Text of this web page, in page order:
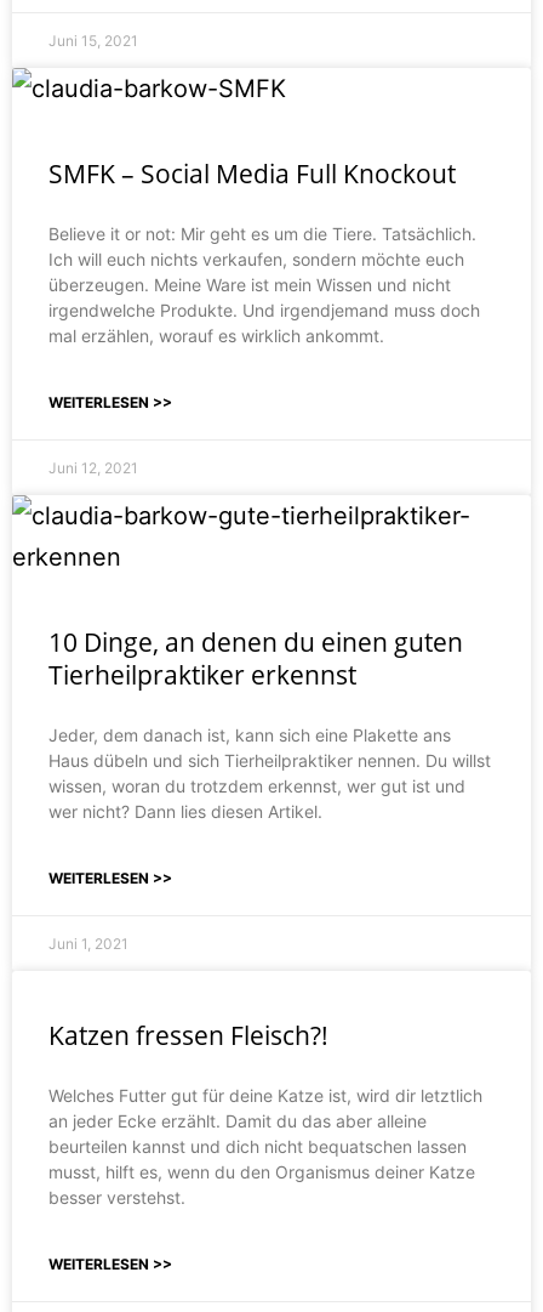
Juni 15, 2021
SMFK – Social Media Full Knockout
Believe it or not: Mir geht es um die Tiere. Tatsächlich.
Ich will euch nichts verkaufen, sondern möchte euch
überzeugen. Meine Ware ist mein Wissen und nicht
irgendwelche Produkte. Und irgendjemand muss doch
mal erzählen, worauf es wirklich ankommt.
WEITERLESEN >>
Juni 12, 2021
10 Dinge, an denen du einen guten
Tierheilpraktiker erkennst
Jeder, dem danach ist, kann sich eine Plakette ans
Haus dübeln und sich Tierheilpraktiker nennen. Du willst
wissen, woran du trotzdem erkennst, wer gut ist und
wer nicht? Dann lies diesen Artikel.
WEITERLESEN >>
Juni 1, 2021
Katzen fressen Fleisch?!
Welches Futter gut für deine Katze ist, wird dir letztlich
an jeder Ecke erzählt. Damit du das aber alleine
beurteilen kannst und dich nicht bequatschen lassen
musst, hilft es, wenn du den Organismus deiner Katze
besser verstehst.
WEITERLESEN >>